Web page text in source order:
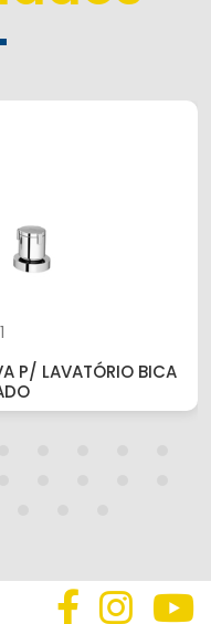
P/ LAVATÓRIO BICA